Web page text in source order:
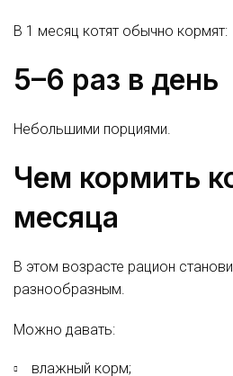
В 1 месяц котят обычно кормят:
5–6 раз в день
Небольшими порциями.
Чем кормить
месяца
В этом возрасте рацион
разнообразным.
Можно давать:
влажный корм;